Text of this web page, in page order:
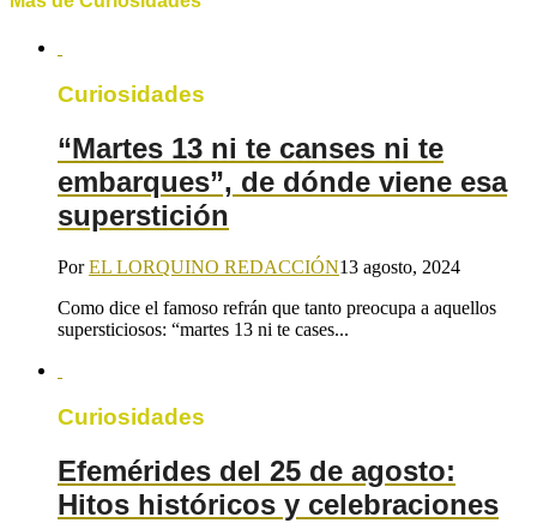
Curiosidades
“Martes 13 ni te canses ni te
embarques”, de dónde viene esa
superstición
PorEL LORQUINO REDACCIÓN13 agosto, 2024
Como dice el famoso refrán que tanto preocupa a aquellos
supersticiosos: “martes 13 ni te cases...
Curiosidades
Efemérides del 25 de agosto:
Hitos históricos y celebraciones